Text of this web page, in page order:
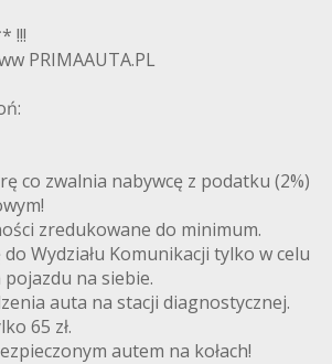
!!!
PRIMAAUTA.PL
co zwalnia nabywcę z podatku (2%)
zredukowane do minimum.
Wydziału Komunikacji tylko w celu
na siebie.
auta na stacji diagnostycznej.
65 zł.
autem na kołach!